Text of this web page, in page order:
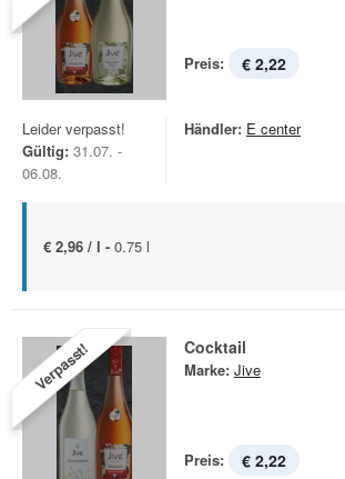
Preis: € 2,22
Leider verpasst!
Gültig: 31.07. -
06.08.
Händler: E center
€ 2,96 / l - 0.75 l
Verpasst! Cocktail
Marke: Jive
Preis: € 2,22